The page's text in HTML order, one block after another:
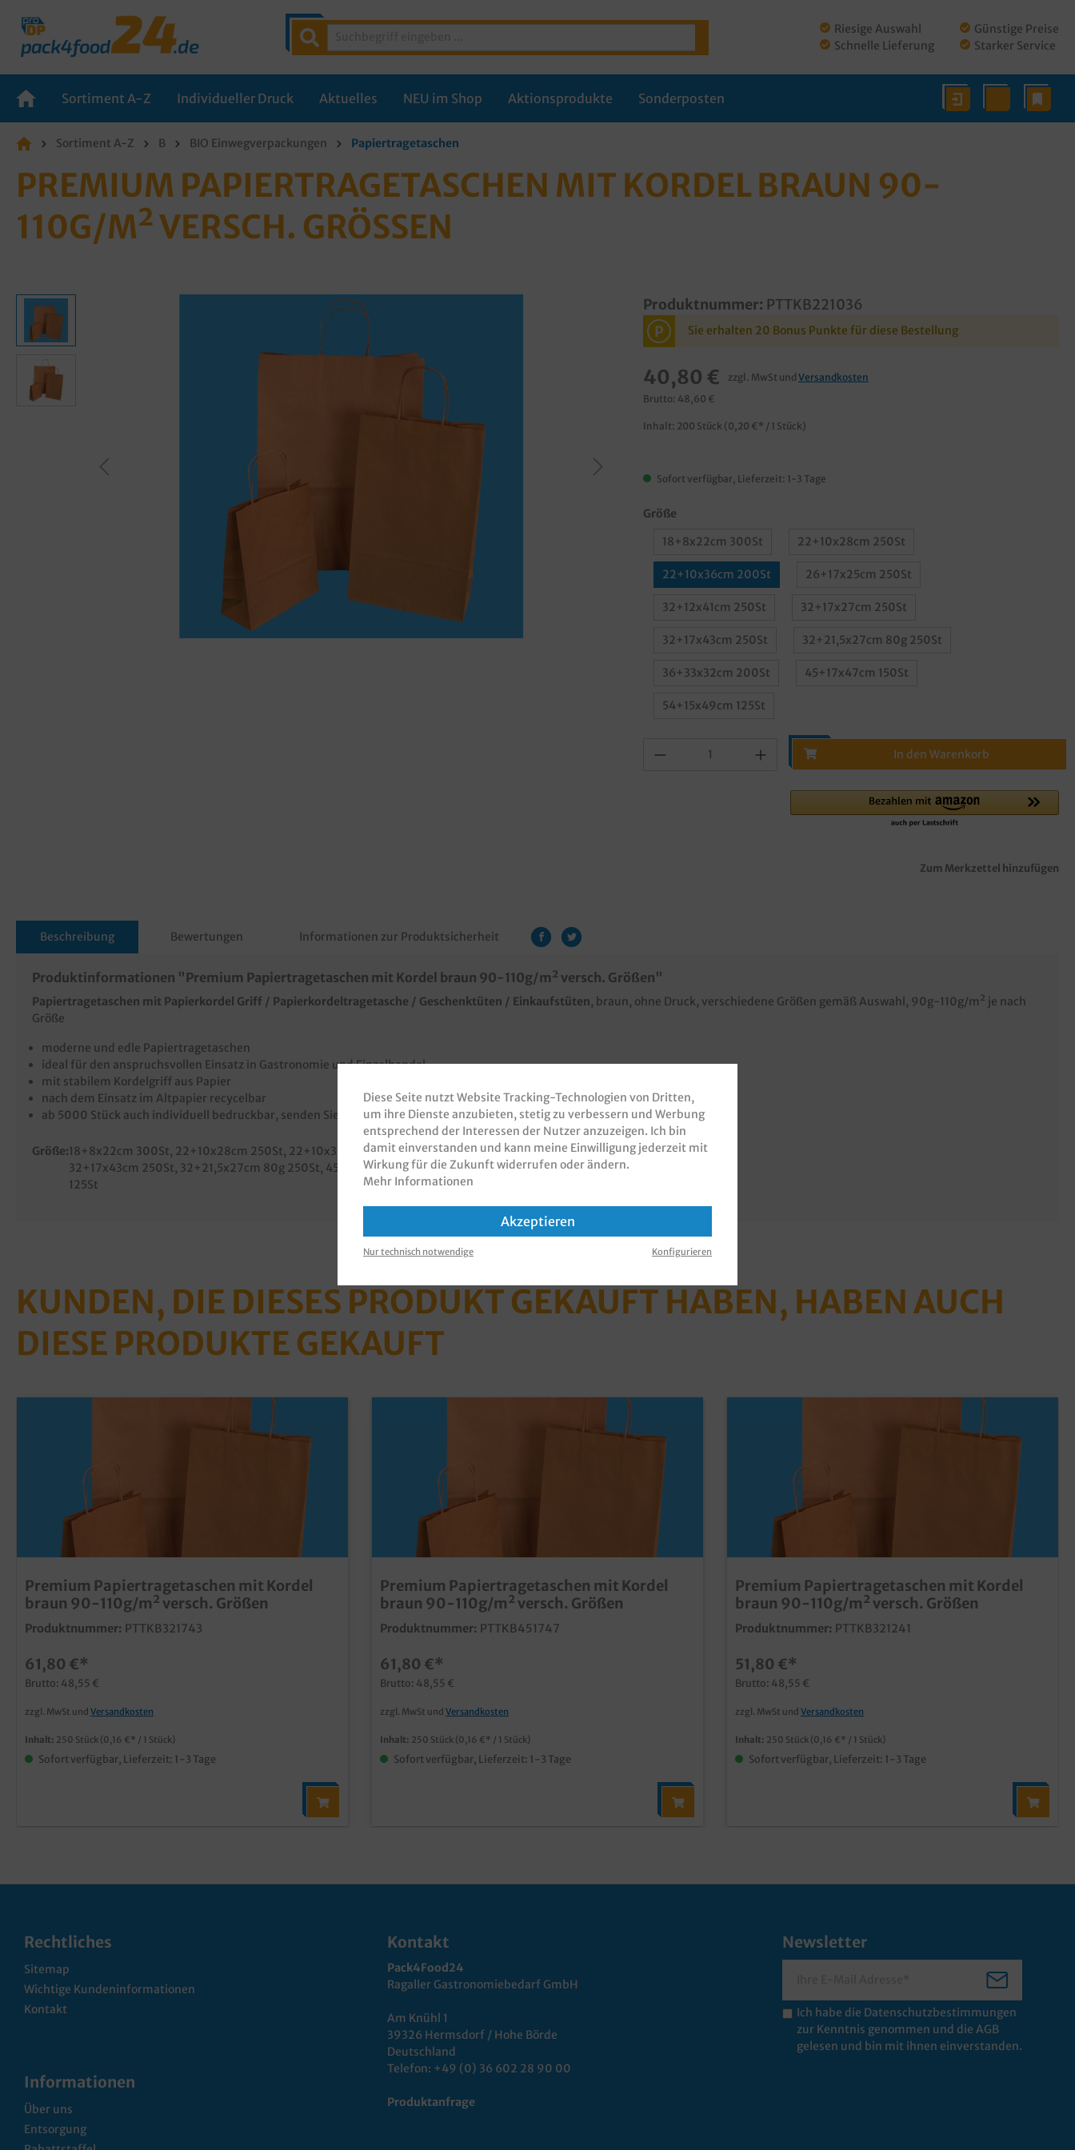
Riesige Auswahl
Schnelle Lieferung
Günstige Preise
Starker Service
Sortiment A-Z Individueller Druck Aktuelles NEU im Shop Aktionsprodukte Sonderposten
Sortiment A-Z B BIO Einwegverpackungen Papiertragetaschen
PREMIUM PAPIERTRAGETASCHEN MIT KORDEL BRAUN 90-
110G/M² VERSCH. GRÖSSEN
Produktnummer: PTTKB221036
P Sie erhalten 20 Bonus Punkte für diese Bestellung
40,80 € zzgl. MwSt und Versandkosten
Brutto: 48,60 €
Inhalt: 200 Stück (0,20 €* / 1 Stück)
Sofort verfügbar, Lieferzeit: 1-3 Tage
Größe
18+8x22cm 300St
22+10x28cm 250St
22+10x36cm 200St 26+17x25cm 250St
32+12x41cm 250St 32+17x27cm 250St
32+17x43cm 250St 32+21,5x27cm 80g 250St
36+33x32cm 200St 45+17x47cm 150St
54+15x49cm 125St
In den Warenkorb
Zum Merkzettel hinzufügen
Beschreibung Bewertungen Informationen zur Produktsicherheit
Produktinformationen "Premium Papiertragetaschen mit Kordel braun 90-110g/m² versch. Größen"
Papiertragetaschen mit Papierkordel Griff / Papierkordeltragetasche / Geschenktüten / Einkaufstüten , braun, ohne Druck, verschiedene Größen gemäß Auswahl, 90g-110g/m² je nach
Größe
moderne und edle Papiertragetaschen
ideal für den anspruchsvollen Einsatz in Gastronomie und Einzelhandel
mit stabilem Kordelgriff aus Papier
nach dem Einsatz im Altpapier recycelbar
ab 5000 Stück auch individuell bedruckbar, senden Sie uns einfach eine Angebotsanfrage
Größe:18+8x22cm 300St , 22+10x28cm 250St , 22+10x36cm 200St, 32+12x41cm 250St,
32+17x43cm 250St , 32+21,5x27cm 80g 250St , 45+17x47cm 150St, 54+15x49cm
125St
KUNDEN, DIE DIESES PRODUKT GEKAUFT HABEN, HABEN AUCH
DIESE PRODUKTE GEKAUFT
Premium Papiertragetaschen mit Kordel
braun 90-110g/m² versch. Größen
Produktnummer: PTTKB321743
61,80 €*
Brutto: 48,55 €
zzgl. MwSt und Versandkosten
Inhalt: 250 Stück (0,16 €* / 1 Stück)
Sofort verfügbar, Lieferzeit: 1-3 Tage
Premium Papiertragetaschen mit Kordel
braun 90-110g/m² versch. Größen
Produktnummer: PTTKB451747
61,80 €*
Brutto: 48,55 €
zzgl. MwSt und Versandkosten
Inhalt: 250 Stück (0,16 €* / 1 Stück)
Sofort verfügbar, Lieferzeit: 1-3 Tage
Premium Papiertragetaschen mit Kordel
braun 90-110g/m² versch. Größen
Produktnummer: PTTKB321241
51,80 €*
Brutto: 48,55 €
zzgl. MwSt und Versandkosten
Inhalt: 250 Stück (0,16 €* / 1 Stück)
Sofort verfügbar, Lieferzeit: 1-3 Tage
Rechtliches
Sitemap
Wichtige Kundeninformationen
Kontakt
Informationen
Über uns
Entsorgung
Kontakt
Pack4Food24
Ragaller Gastronomiebedarf GmbH
Am Knühl 1
39326 Hermsdorf / Hohe Börde
Deutschland
Telefon: +49 (0) 36 602 28 90 00
Produktanfrage
Newsletter
Ich habe die Datenschutzbestimmungen
zur Kenntnis genommen und die AGB
gelesen und bin mit ihnen einverstanden.
Diese Seite nutzt Website Tracking-Technologien von Dritten,
um ihre Dienste anzubieten, stetig zu verbessern und Werbung
entsprechend der Interessen der Nutzer anzuzeigen. Ich bin
damit einverstanden und kann meine Einwilligung jederzeit mit
Wirkung für die Zukunft widerrufen oder ändern.
Mehr Informationen
Akzeptieren
Nur technisch notwendige Konfigurieren